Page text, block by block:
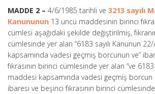
MADDE 2 – 4/6/1985 tarihli ve 3213 sayılı
Kanununun 13 üncü maddesinin birinci
cümlesi aşağıdaki şekilde değiştirilmiş,
cümlesinde yer alan “6183 sayılı Kanunun
kapsamında vadesi geçmiş borcunun ve”
fıkrasının birinci cümlesinde yer alan “ve
maddesi kapsamında vadesi geçmiş borcun
ibaresi ve beşinci fıkrasının birinci cümlesinde